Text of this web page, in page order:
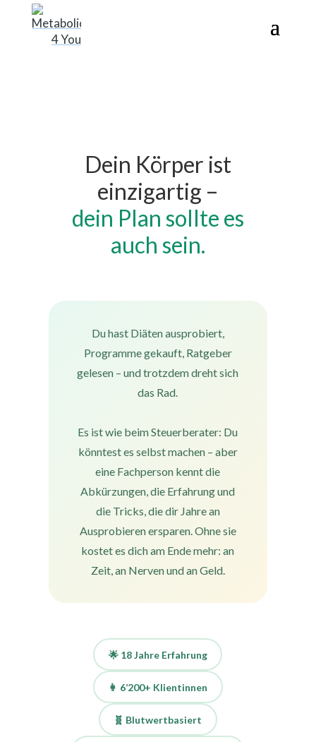
Dein Körper ist
einzigartig –
dein Plan sollte es
auch sein.
Du hast Diäten ausprobiert,
Programme gekauft, Ratgeber
gelesen – und trotzdem dreht sich
das Rad.
Es ist wie beim Steuerberater: Du
könntest es selbst machen – aber
eine Fachperson kennt die
Abkürzungen, die Erfahrung und
die Tricks, die dir Jahre an
Ausprobieren ersparen. Ohne sie
kostet es dich am Ende mehr: an
Zeit, an Nerven und an Geld.
🌟 18 Jahre Erfahrung
👩 6’200+ Klientinnen
🧬 Blutwertbasiert